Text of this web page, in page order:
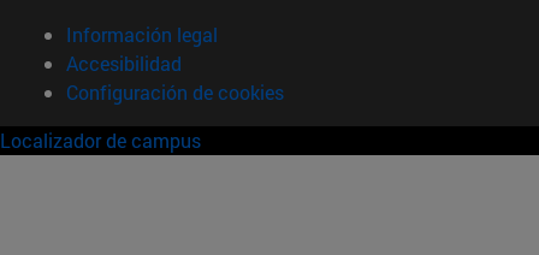
Información legal
Accesibilidad
Configuración de cookies
Localizador de campus